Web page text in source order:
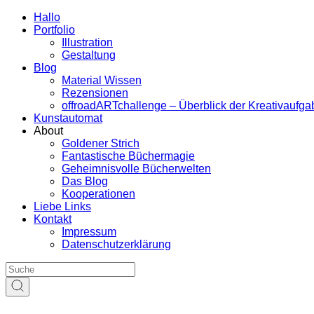
Hallo
Portfolio
Illustration
Gestaltung
Blog
Material Wissen
Rezensionen
offroadARTchallenge – Überblick der
Kunstautomat
About
Goldener Strich
Fantastische Büchermagie
Geheimnisvolle Bücherwelten
Das Blog
Kooperationen
Liebe Links
Kontakt
Impressum
Datenschutzerklärung